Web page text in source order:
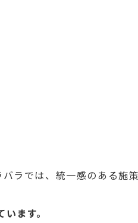
ラでは、統一感のある施
ます。